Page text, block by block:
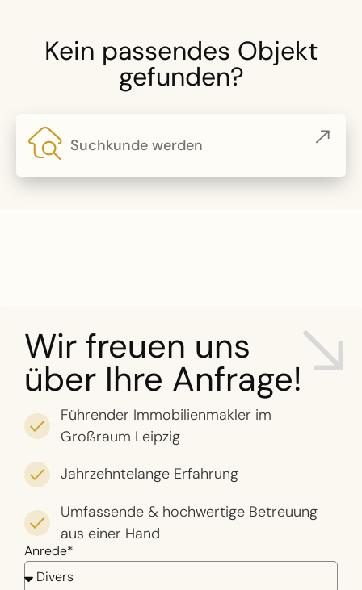
Kein passendes Objekt
gefunden?
Suchkunde werden
Wir freuen uns
über Ihre Anfrage!
Führender Immobilienmakler im
Großraum Leipzig
Jahrzehntelange Erfahrung
Umfassende & hochwertige Betreuung
aus einer Hand
Anrede*